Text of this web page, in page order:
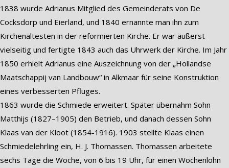
1838 wurde Adrianus Mitglied des Gemeinderats von De
Cocksdorp und Eierland, und 1840 ernannte man ihn zum
Kirchenältesten in der reformierten Kirche. Er war äußerst
vielseitig und fertigte 1843 auch das Uhrwerk der Kirche. Im Jahr
1850 erhielt Adrianus eine Auszeichnung von der „Hollandse
Maatschappij van Landbouw“ in Alkmaar für seine Konstruktion
eines verbesserten Pfluges.
1863 wurde die Schmiede erweitert. Später übernahm Sohn
Matthijs (1827–1905) den Betrieb, und danach dessen Sohn
Klaas van der Kloot (1854-1916). 1903 stellte Klaas einen
Schmiedelehrling ein, H. J. Thomassen. Thomassen arbeitete
sechs Tage die Woche, von 6 bis 19 Uhr, für einen Wochenlohn